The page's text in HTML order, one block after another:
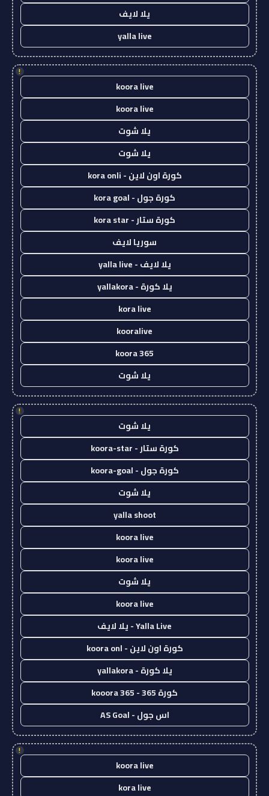
يلا لايف
yalla live
!
koora live
koora live
يلا شوت
يلا شوت
كورة اون لاين - kora onli
كورة جول - kora goal
كورة ستار - kora star
سوريا لايف
يلا لايف - yalla live
يلا كورة - yallakora
kora live
kooralive
koora 365
يلا شوت
!
يلا شوت
كورة ستار - koora-star
كورة جول - koora-goal
يلا شوت
yalla shoot
koora live
koora live
يلا شوت
koora live
Yalla Live - يلا لايف
كورة اون لاين - koora onl
يلا كورة - yallakora
كورة 365 - kooora 365
اس جول - AS Goal
!
koora live
kora live